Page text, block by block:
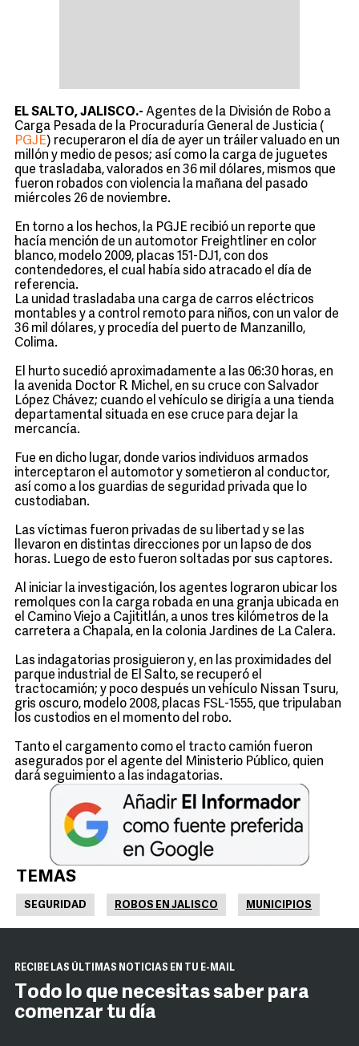
EL SALTO, JALISCO.- Agentes de la División de Robo a
Carga Pesada de la Procuraduría General de Justicia (
PGJE) recuperaron el día de ayer un tráiler valuado en un
millón y medio de pesos; así como la carga de juguetes
que trasladaba, valorados en 36 mil dólares, mismos que
fueron robados con violencia la mañana del pasado
miércoles 26 de noviembre.
En torno a los hechos, la PGJE recibió un reporte que
hacía mención de un automotor Freightliner en color
blanco, modelo 2009, placas 151-DJ1, con dos
contendedores, el cual había sido atracado el día de
referencia.
La unidad trasladaba una carga de carros eléctricos
montables y a control remoto para niños, con un valor de
36 mil dólares, y procedía del puerto de Manzanillo,
Colima.
El hurto sucedió aproximadamente a las 06:30 horas, en
la avenida Doctor R. Michel, en su cruce con Salvador
López Chávez; cuando el vehículo se dirigía a una tienda
departamental situada en ese cruce para dejar la
mercancía.
Fue en dicho lugar, donde varios individuos armados
interceptaron el automotor y sometieron al conductor,
así como a los guardias de seguridad privada que lo
custodiaban.
Las víctimas fueron privadas de su libertad y se las
llevaron en distintas direcciones por un lapso de dos
horas. Luego de esto fueron soltadas por sus captores.
Al iniciar la investigación, los agentes lograron ubicar los
remolques con la carga robada en una granja ubicada en
el Camino Viejo a Cajititlán, a unos tres kilómetros de la
carretera a Chapala, en la colonia Jardines de La Calera.
Las indagatorias prosiguieron y, en las proximidades del
parque industrial de El Salto, se recuperó el
tractocamión; y poco después un vehículo Nissan Tsuru,
gris oscuro, modelo 2008, placas FSL-1555, que tripulaban
los custodios en el momento del robo.
Tanto el cargamento como el tracto camión fueron
asegurados por el agente del Ministerio Público, quien
dará seguimiento a las indagatorias.
TEMAS
SEGURIDAD ROBOS EN JALISCO MUNICIPIOS
RECIBE LAS ÚLTIMAS NOTICIAS EN TU E-MAIL
Todo lo que necesitas saber para
comenzar tu día